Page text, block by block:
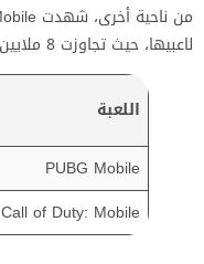
لاعبيها، حيث تجاوزت 8 ملايين لاعب نشط شهريًا في الولايات المتحدة.
اللعبة
PUBG Mobile
Call of Duty: Mobile